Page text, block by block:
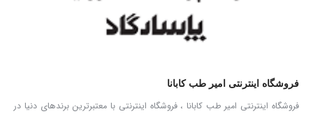
فروشگاه اینترنتی امیر طب کابانا
فروشگاه اینترنتی امیر طب کابانا ، فروشگاه اینترنتی با معتبرترین برندهای دنیا در